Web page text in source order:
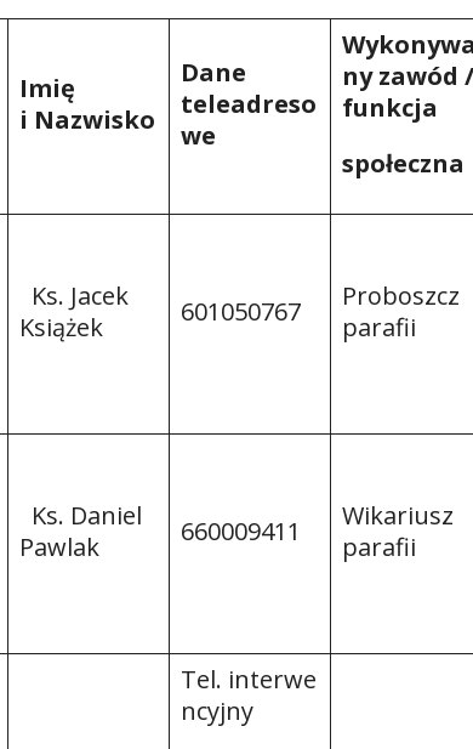
Imię
i Nazwisko
Dane
teleadreso
we
Wykonywa
nyzawód /
funkcja
społeczna
Ks. Jacek
Książek
601050767
Proboszcz
parafii
Ks. Daniel
Pawlak
660009411
Wikariusz
parafii
Tel. interwe
ncyjny